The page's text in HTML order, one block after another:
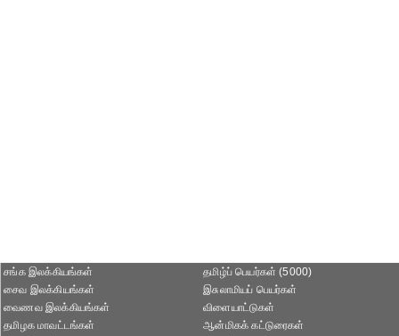
சங்க இலக்கியங்கள்
சைவ இலக்கியங்கள்
வைணவ இலக்கியங்கள்
தமிழக மாவட்டங்கள்
தமிழ்ப் பெயர்கள் (5000)
இசுலாமியப் பெயர்கள்
விளையாட்டுகள்
ஆன்மிகக் கட்டுரைகள்